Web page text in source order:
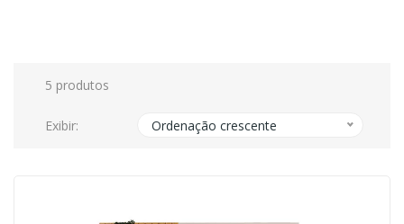
5 produtos
Exibir: Ordenação crescente